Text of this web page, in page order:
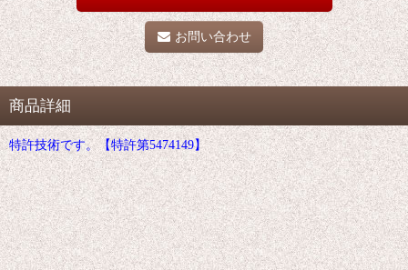
お問い合わせ
商品詳細
特許技術です。【特許第5474149】